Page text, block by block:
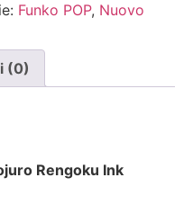
Funko POP, Nuovo
(0)
Rengoku Ink